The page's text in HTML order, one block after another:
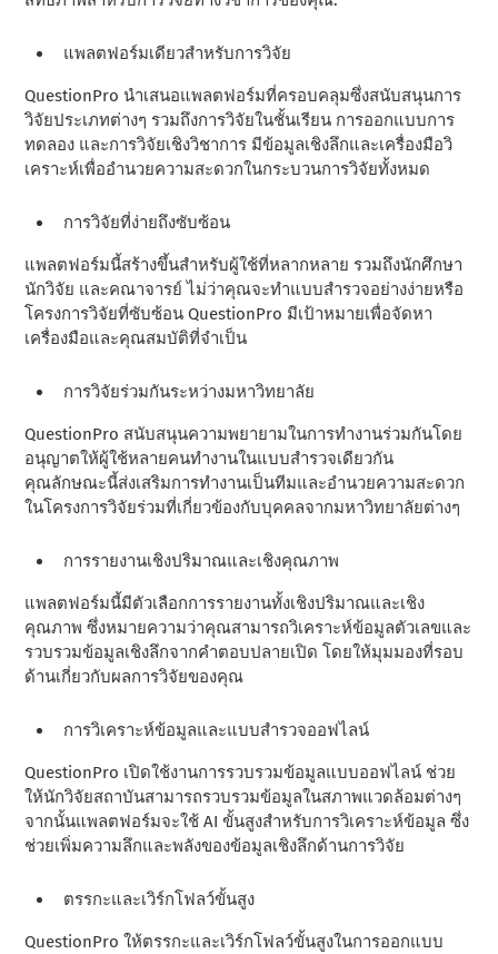
แพลตฟอร์มเดียวสําหรับการวิจัย
QuestionPro นําเสนอแพลตฟอร์มที่ครอบคลุมซึ่งสนับสนุนการ
วิจัยประเภทต่างๆ รวมถึงการวิจัยในชั้นเรียน การออกแบบการ
ทดลอง และการวิจัยเชิงวิชาการ มีข้อมูลเชิงลึกและเครื่องมือวิ
เคราะห์เพื่ออํานวยความสะดวกในกระบวนการวิจัยทั้งหมด
การวิจัยที่ง่ายถึงซับซ้อน
แพลตฟอร์มนี้สร้างขึ้นสําหรับผู้ใช้ที่หลากหลาย รวมถึงนักศึกษา
นักวิจัย และคณาจารย์ ไม่ว่าคุณจะทําแบบสํารวจอย่างง่ายหรือ
โครงการวิจัยที่ซับซ้อน QuestionPro มีเป้าหมายเพื่อจัดหา
เครื่องมือและคุณสมบัติที่จําเป็น
การวิจัยร่วมกันระหว่างมหาวิทยาลัย
QuestionPro สนับสนุนความพยายามในการทํางานร่วมกันโดย
อนุญาตให้ผู้ใช้หลายคนทํางานในแบบสํารวจเดียวกัน
คุณลักษณะนี้ส่งเสริมการทํางานเป็นทีมและอํานวยความสะดวก
ในโครงการวิจัยร่วมที่เกี่ยวข้องกับบุคคลจากมหาวิทยาลัยต่างๆ
การรายงานเชิงปริมาณและเชิงคุณภาพ
แพลตฟอร์มนี้มีตัวเลือกการรายงานทั้งเชิงปริมาณและเชิง
คุณภาพ ซึ่งหมายความว่าคุณสามารถวิเคราะห์ข้อมูลตัวเลขและ
รวบรวมข้อมูลเชิงลึกจากคําตอบปลายเปิด โดยให้มุมมองที่รอบ
ด้านเกี่ยวกับผลการวิจัยของคุณ
การวิเคราะห์ข้อมูลและแบบสํารวจออฟไลน์
QuestionPro เปิดใช้งานการรวบรวมข้อมูลแบบออฟไลน์ ช่วย
ให้นักวิจัยสถาบันสามารถรวบรวมข้อมูลในสภาพแวดล้อมต่างๆ
จากนั้นแพลตฟอร์มจะใช้ AI ขั้นสูงสําหรับการวิเคราะห์ข้อมูล ซึ่ง
ช่วยเพิ่มความลึกและพลังของข้อมูลเชิงลึกด้านการวิจัย
ตรรกะและเวิร์กโฟลว์ขั้นสูง
QuestionPro ให้ตรรกะและเวิร์กโฟลว์ขั้นสูงในการออกแบบ